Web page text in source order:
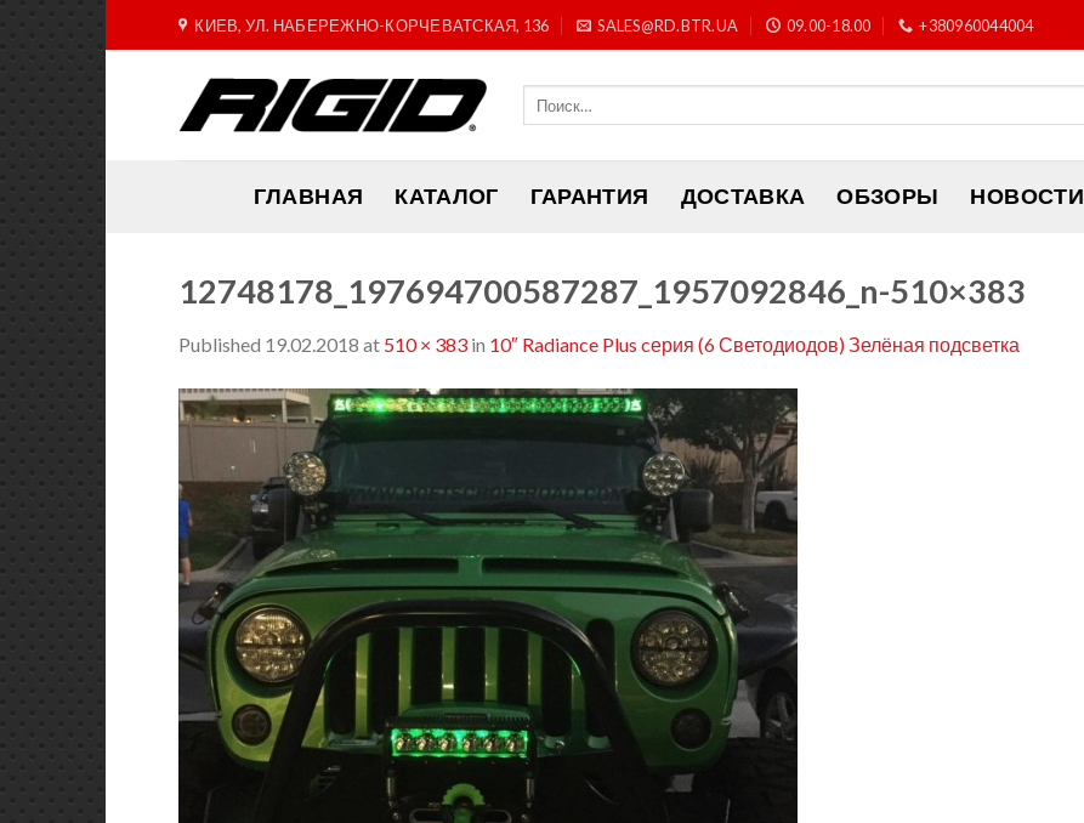
to
КИЕВ, УЛ. НАБЕРЕЖНО-КОРЧЕВАТСКАЯ, 136 SALES@RD.BTR.UA 09.00-18.00 +380960044004
ГЛАВНАЯ КАТАЛОГ ГАРАНТИЯ ДОСТАВКА ОБЗОРЫ НОВОСТИ
12748178_197694700587287_1957092846_n-510×383
Published 19.02.2018 at 510 × 383 in 10″ Radiance Plus cерия (6 Светодиодов) Зелёная подсветка